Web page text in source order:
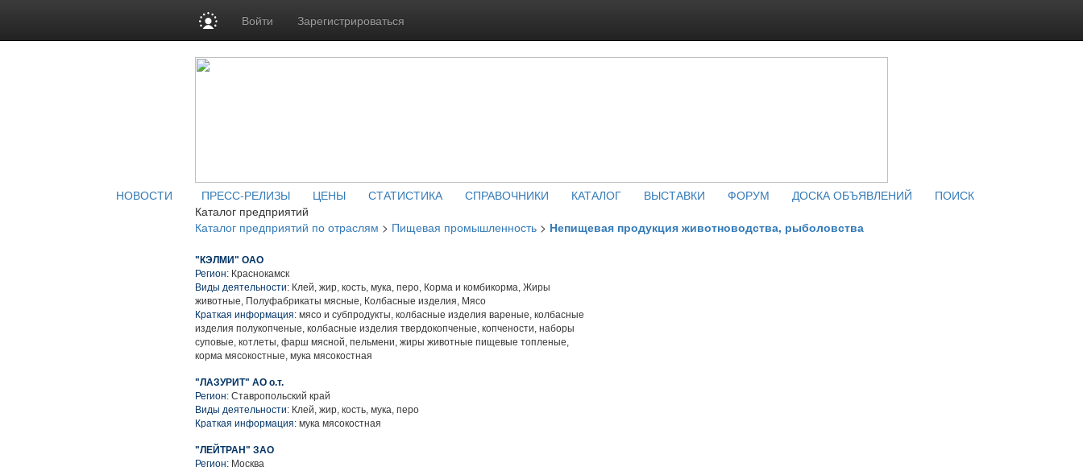
Войти Зарегистрироваться
НОВОСТИ ПРЕСС-РЕЛИЗЫ ЦЕНЫ СТАТИСТИКА СПРАВОЧНИКИ КАТАЛОГ ВЫСТАВКИ ФОРУМ ДОСКА ОБЪЯВЛЕНИЙ
ПОИСК
Каталог предприятий
Каталог предприятий по отраслям > Пищевая промышленность > Непищевая продукция животноводства, рыболовства
"КЭЛМИ" ОАО
Регион: Краснокамск
Виды деятельности: Клей, жир, кость, мука, перо, Корма и комбикорма, Жиры
животные, Полуфабрикаты мясные, Колбасные изделия, Мясо
Краткая информация: мясо и субпродукты, колбасные изделия вареные, колбасные
изделия полукопченые, колбасные изделия твердокопченые, копчености, наборы
суповые, котлеты, фарш мясной, пельмени, жиры животные пищевые топленые,
корма мясокостные, мука мясокостная
"ЛАЗУРИТ" АО о.т.
Регион: Ставропольский край
Виды деятельности: Клей, жир, кость, мука, перо
Краткая информация: мука мясокостная
"ЛЕЙТРАН" ЗАО
Регион: Москва